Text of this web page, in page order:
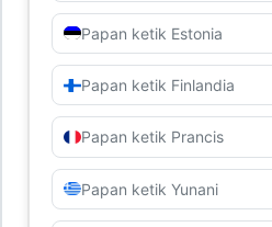
Papan ketik Estonia
Papan ketik Finlandia
Papan ketik Prancis
Papan ketik Yunani